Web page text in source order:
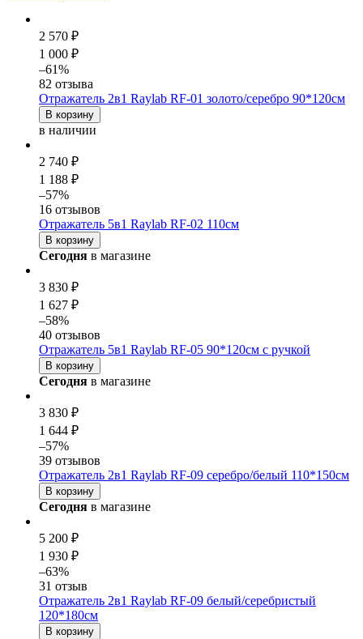
2 570 ₽
1 000 ₽
–61%
82 отзыва
Отражатель 2в1 Raylab RF-01 золото/серебро 90*120см
В корзину
в наличии
2 740 ₽
1 188 ₽
–57%
16 отзывов
Отражатель 5в1 Raylab RF-02 110см
В корзину
Сегодня в магазине
3 830 ₽
1 627 ₽
–58%
40 отзывов
Отражатель 5в1 Raylab RF-05 90*120см с ручкой
В корзину
Сегодня в магазине
3 830 ₽
1 644 ₽
–57%
39 отзывов
Отражатель 2в1 Raylab RF-09 серебро/белый 110*150см
В корзину
Сегодня в магазине
5 200 ₽
1 930 ₽
–63%
31 отзыв
Отражатель 2в1 Raylab RF-09 белый/серебристый
120*180см
В корзину